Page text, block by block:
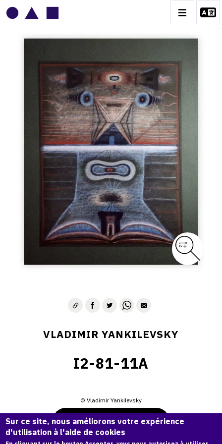
VLADIMIR YANKILEVSKY
CATALOGUE DES OEUVRES
VOLUME 1
VOLUME 2
CONTACT
VLADIMIR YANKILEVSKY
I2-81-11A
© Vladimir Yankilevsky
Demande d'information
Sur ce site, nous améliorons votre expérience
d'utilisation à l'aide de cookies